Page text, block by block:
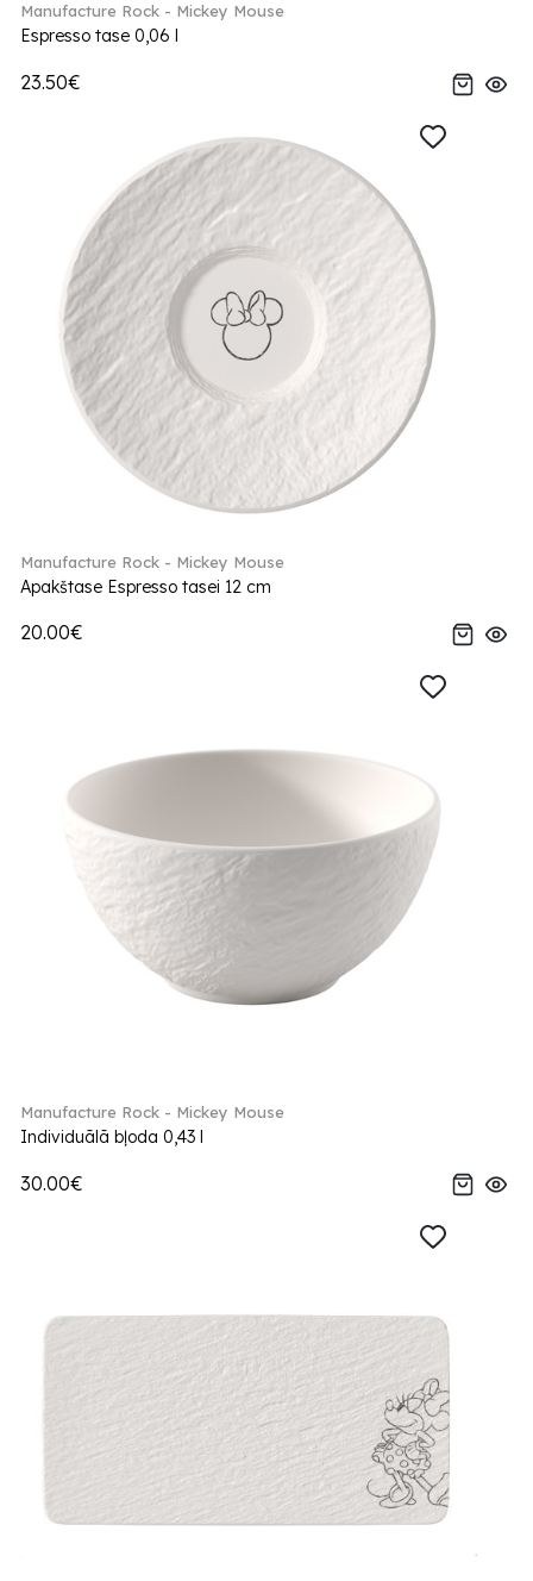
Manufacture Rock - Mickey Mouse
Espresso tase 0,06 l
23.50€
Manufacture Rock - Mickey Mouse
Apakštase Espresso tasei 12 cm
20.00€
Manufacture Rock - Mickey Mouse
Individuālā bļoda 0,43 l
30.00€